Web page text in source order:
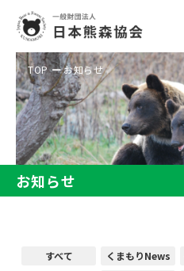
TOP お知らせ
お知らせ
すべて くまもりNews